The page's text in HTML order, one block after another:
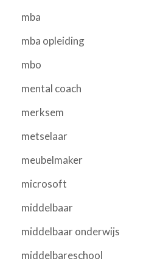
mba
mba opleiding
mbo
mental coach
merksem
metselaar
meubelmaker
microsoft
middelbaar
middelbaar onderwijs
middelbareschool